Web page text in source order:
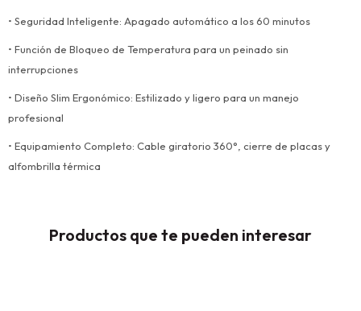
• Seguridad Inteligente: Apagado automático a los 60 minutos
• Función de Bloqueo de Temperatura para un peinado sin
interrupciones
• Diseño Slim Ergonómico: Estilizado y ligero para un manejo
profesional
• Equipamiento Completo: Cable giratorio 360°, cierre de placas y
alfombrilla térmica
Productos que te pueden interesar